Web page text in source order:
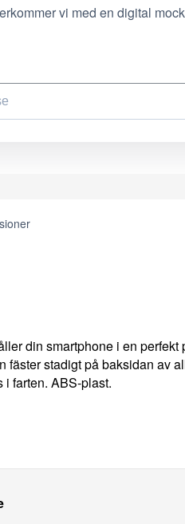
vi med en digital
din smartphone i en
stadigt på baksidan av
i farten. ABS-plast.